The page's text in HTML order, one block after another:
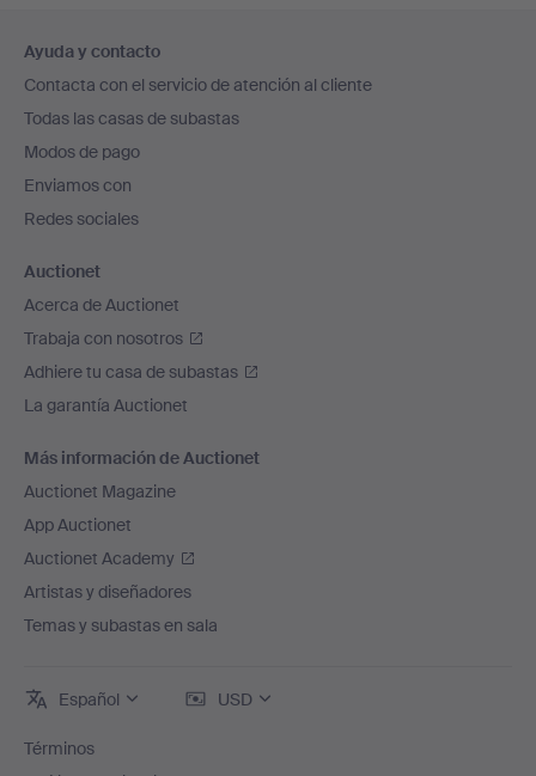
en
el
pie
de
página
Ayuda y contacto
Contacta con el servicio de atención al cliente
Todas las casas de subastas
Modos de pago
Enviamos con
Redes sociales
Auctionet
Acerca de Auctionet
Trabaja con nosotros
Adhiere tu casa de subastas
La garantía Auctionet
Más información de Auctionet
Auctionet Magazine
App Auctionet
Auctionet Academy
Artistas y diseñadores
Temas y subastas en sala
Español USD
Términos